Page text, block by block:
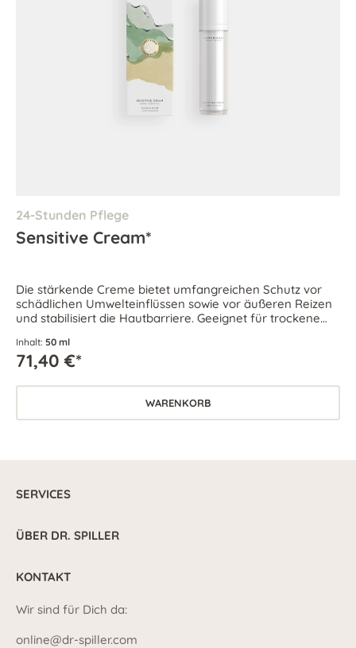
24-Stunden Pflege
Sensitive Cream*
Die stärkende Creme bietet umfangreichen Schutz vor
schädlichen Umwelteinflüssen sowie vor äußeren Reizen
und stabilisiert die Hautbarriere. Geeignet für trockene
Inhalt: 50 ml
71,40 €*
WARENKORB
SERVICES
ÜBER DR. SPILLER
KONTAKT
Wir sind für Dich da:
online@dr-spiller.com